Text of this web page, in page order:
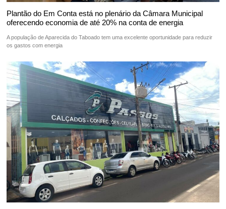
Plantão do Em Conta está no plenário da Câmara Municipal
oferecendo economia de até 20% na conta de energia
A população de Aparecida do Taboado tem uma excelente oportunidade para reduzir
os gastos com energia